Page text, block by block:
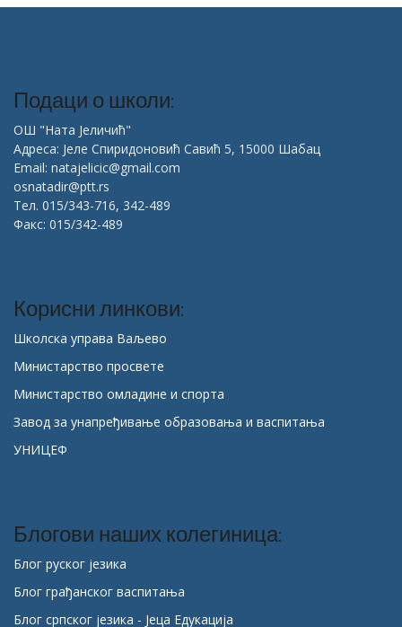
Подаци о школи:
ОШ "Ната Јеличић"
Адреса: Јеле Спиридоновић Савић 5, 15000 Шабац
Email: natajelicic@gmail.com
osnatadir@ptt.rs
Тел. 015/343-716, 342-489
Факс: 015/342-489
Корисни линкови:
Школска управа Ваљево
Министарство просвете
Министарство омладине и спорта
Завод за унапређивање образовања и васпитања
УНИЦЕФ
Блогови наших колегиница:
Блог руског језика
Блог грађанског васпитања
Блог српског језика - Јеца Едукација